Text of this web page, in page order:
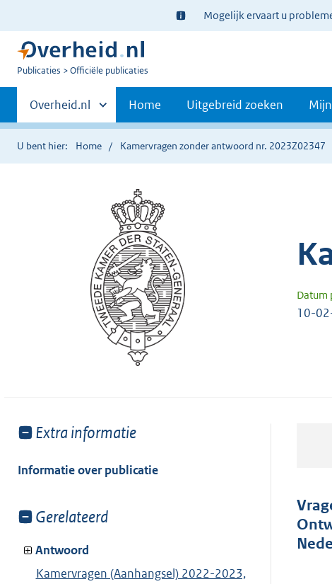
Ter
informatie:
Mogelijk ervaart u
U
Publicaties Officiële publicaties
Primaire
navigatie
Andere
sites
binnen
Overheid.nl Home Uitgebreid zoeken
U bent hier: Home Kamervragen zonder antwoord nr. 2023Z02347
Datum
10-
Toon
van:
Extra informatie
Informatie over publicatie
Toon
van:
Gerelateerd
Antwoord
Kamervragen (Aanhangsel) 2022-2023,